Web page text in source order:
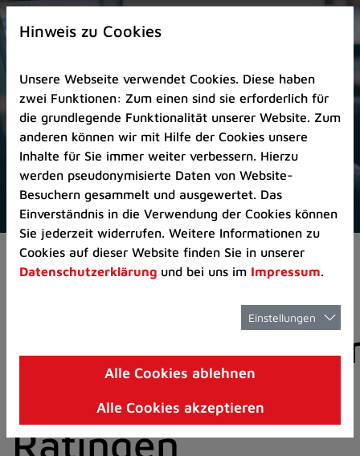
Zur
Startseite
Zum
Seitenanfang
springen
(Schnelltaste
A)
Zur
Navigation/Menü
springen
(Schnelltaste
M)
Zur
8)
I)
Pressemeldungen
der Stadt
Ratingen
Hinweis zu Cookies
Unsere Webseite verwendet Cookies. Diese haben
zwei Funktionen: Zum einen sind sie erforderlich für
die grundlegende Funktionalität unserer Website. Zum
anderen können wir mit Hilfe der Cookies unsere
Inhalte für Sie immer weiter verbessern. Hierzu
werden pseudonymisierte Daten von Website-
Besuchern gesammelt und ausgewertet. Das
Einverständnis in die Verwendung der Cookies können
Sie jederzeit widerrufen. Weitere Informationen zu
Cookies auf dieser Website finden Sie in unserer
Datenschutzerklärung und bei uns im Impressum.
Einstellungen
Alle Cookies ablehnen
Alle Cookies akzeptieren